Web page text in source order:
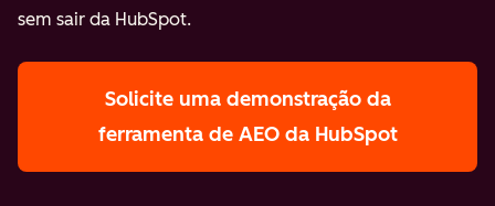
sem sair da HubSpot.
Solicite uma demonstração da
ferramenta de AEO da HubSpot